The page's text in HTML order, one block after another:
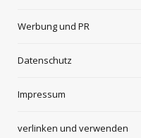
Werbung und PR
Datenschutz
Impressum
verlinken und verwenden